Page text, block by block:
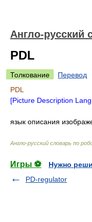
Англо-русский
PDL
Толкование
Перевод
PDL
[Picture Description
язык описания
Англо-русский словарь по
Игры ⚽
Нужно
PD-regulator